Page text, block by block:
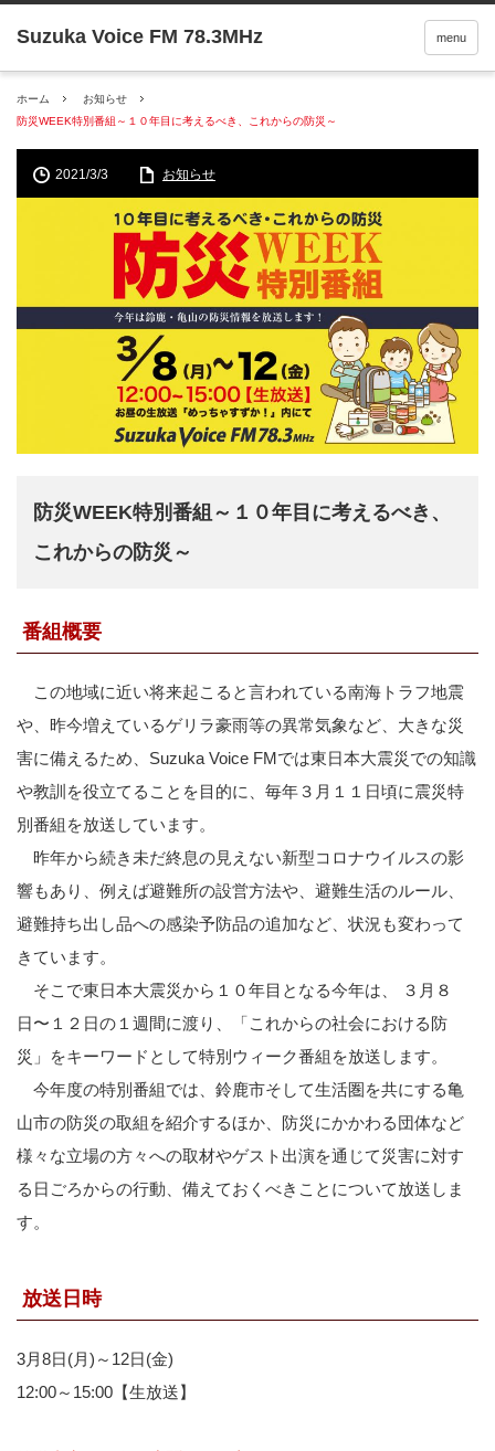
menu
ホーム
お知らせ
防災WEEK特別番組～１０年目に考えるべき、これからの防災～
2021/3/3 お知らせ
防災WEEK特別番組～１０年目に考えるべき、
これからの防災～
番組概要
この地域に近い将来起こると言われている南海トラフ地震
や、昨今増えているゲリラ豪雨等の異常気象など、大きな災
害に備えるため、Suzuka Voice FMでは東日本大震災での知識
や教訓を役立てることを目的に、毎年３月１１日頃に震災特
別番組を放送しています。
昨年から続き未だ終息の見えない新型コロナウイルスの影
響もあり、例えば避難所の設営方法や、避難生活のルール、
避難持ち出し品への感染予防品の追加など、状況も変わって
きています。
そこで東日本大震災から１０年目となる今年は、 ３月８
日〜１２日の１週間に渡り、「これからの社会における防
災」をキーワードとして特別ウィーク番組を放送します。
今年度の特別番組では、鈴鹿市そして生活圏を共にする亀
山市の防災の取組を紹介するほか、防災にかかわる団体など
様々な立場の方々への取材やゲスト出演を通じて災害に対す
る日ごろからの行動、備えておくべきことについて放送しま
す。
放送日時
3月8日(月)～12日(金)
12:00～15:00【生放送】